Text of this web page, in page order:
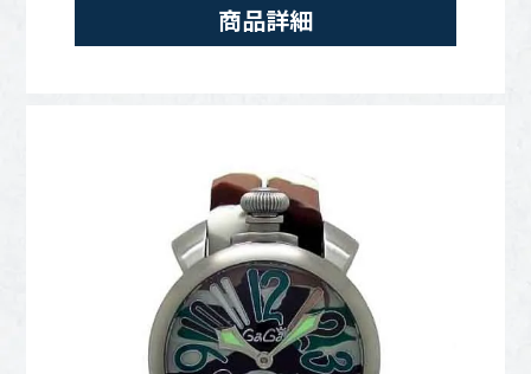
商品詳細